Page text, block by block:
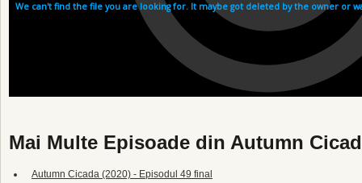
Mai Multe Episoade din Autumn
Autumn Cicada (2020) - Episodul 49 final